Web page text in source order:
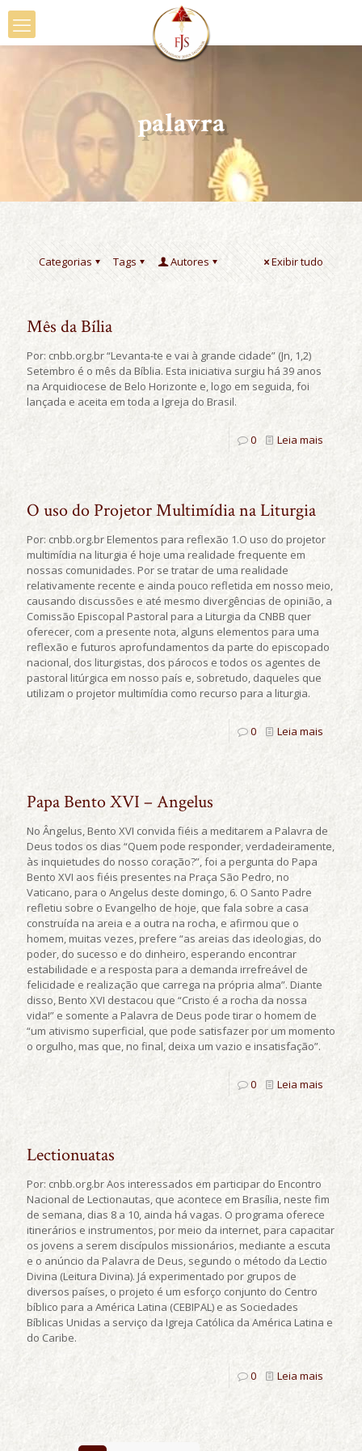
palavra
Categorias Tags Autores Exibir tudo
Mês da Bília
Por: cnbb.org.br “Levanta-te e vai à grande cidade” (Jn, 1,2)
Setembro é o mês da Bíblia. Esta iniciativa surgiu há 39 anos
na Arquidiocese de Belo Horizonte e, logo em seguida, foi
lançada e aceita em toda a Igreja do Brasil.
0 Leia mais
O uso do Projetor Multimídia na Liturgia
Por: cnbb.org.br Elementos para reflexão 1.O uso do projetor
multimídia na liturgia é hoje uma realidade frequente em
nossas comunidades. Por se tratar de uma realidade
relativamente recente e ainda pouco refletida em nosso meio,
causando discussões e até mesmo divergências de opinião, a
Comissão Episcopal Pastoral para a Liturgia da CNBB quer
oferecer, com a presente nota, alguns elementos para uma
reflexão e futuros aprofundamentos da parte do episcopado
nacional, dos liturgistas, dos párocos e todos os agentes de
pastoral litúrgica em nosso país e, sobretudo, daqueles que
utilizam o projetor multimídia como recurso para a liturgia.
0 Leia mais
Papa Bento XVI – Angelus
No Ângelus, Bento XVI convida fiéis a meditarem a Palavra de
Deus todos os dias “Quem pode responder, verdadeiramente,
às inquietudes do nosso coração?”, foi a pergunta do Papa
Bento XVI aos fiéis presentes na Praça São Pedro, no
Vaticano, para o Angelus deste domingo, 6. O Santo Padre
refletiu sobre o Evangelho de hoje, que fala sobre a casa
construída na areia e a outra na rocha, e afirmou que o
homem, muitas vezes, prefere “as areias das ideologias, do
poder, do sucesso e do dinheiro, esperando encontrar
estabilidade e a resposta para a demanda irrefreável de
felicidade e realização que carrega na própria alma”. Diante
disso, Bento XVI destacou que “Cristo é a rocha da nossa
vida!” e somente a Palavra de Deus pode tirar o homem de
“um ativismo superficial, que pode satisfazer por um momento
o orgulho, mas que, no final, deixa um vazio e insatisfação”.
0 Leia mais
Lectionuatas
Por: cnbb.org.br Aos interessados em participar do Encontro
Nacional de Lectionautas, que acontece em Brasília, neste fim
de semana, dias 8 a 10, ainda há vagas. O programa oferece
itinerários e instrumentos, por meio da internet, para capacitar
os jovens a serem discípulos missionários, mediante a escuta
e o anúncio da Palavra de Deus, segundo o método da Lectio
Divina (Leitura Divina). Já experimentado por grupos de
diversos países, o projeto é um esforço conjunto do Centro
bíblico para a América Latina (CEBIPAL) e as Sociedades
Bíblicas Unidas a serviço da Igreja Católica da América Latina e
do Caribe.
0 Leia mais